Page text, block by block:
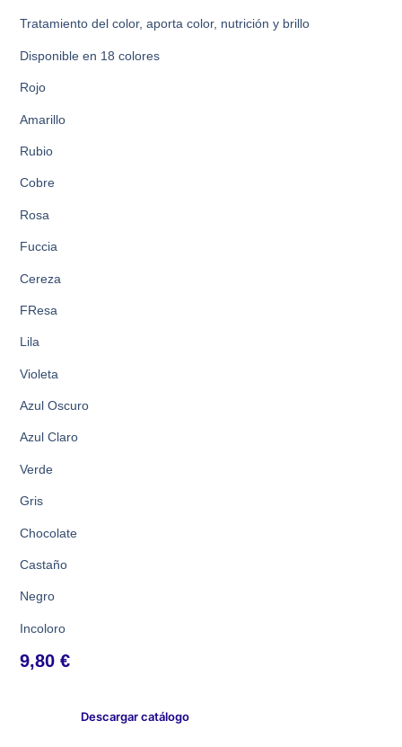
Tratamiento del color, aporta color, nutrición y brillo
Disponible en 18 colores
Rojo
Amarillo
Rubio
Cobre
Rosa
Fuccia
Cereza
FResa
Lila
Violeta
Azul Oscuro
Azul Claro
Verde
Gris
Chocolate
Castaño
Negro
Incoloro
9,80€
Descargar catálogo